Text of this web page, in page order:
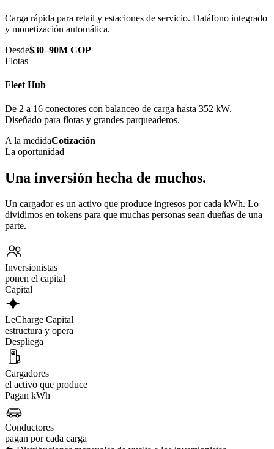
Carga rápida para retail y estaciones de servicio. Datáfono integrado
y monetización automática.
Desde$30–90M COP
Flotas
Fleet Hub
De 2 a 16 conectores con balanceo de carga hasta 352 kW.
Diseñado para flotas y grandes parqueaderos.
A la medidaCotización
La oportunidad
Una inversión hecha de muchos.
Un cargador es un activo que produce ingresos por cada kWh. Lo
dividimos en tokens para que muchas personas sean dueñas de una
parte.
Inversionistas
ponen el capital
Capital
LeCharge Capital
estructura y opera
Despliega
Cargadores
el activo que produce
Pagan kWh
Conductores
pagan por cada carga